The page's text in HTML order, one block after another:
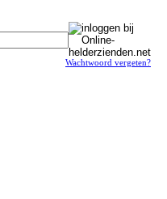
Wachtwoord vergeten?